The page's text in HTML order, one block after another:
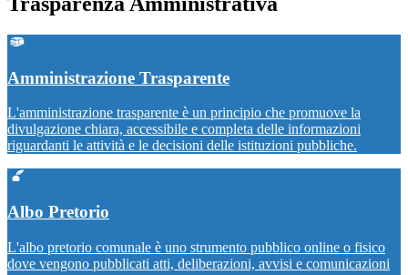
Amministrazione Trasparente
L'amministrazione trasparente è un principio che promuove la
divulgazione chiara, accessibile e completa delle informazioni
riguardanti le attività e le decisioni delle istituzioni pubbliche.
Albo Pretorio
L'albo pretorio comunale è uno strumento pubblico online o fisico
dove vengono pubblicati atti, deliberazioni, avvisi e comunicazioni